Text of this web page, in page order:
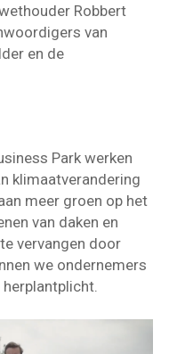
Robbert
van
en de
Park werken
klimaatverandering
meer groen op het
van daken en
vervangen door
we ondernemers